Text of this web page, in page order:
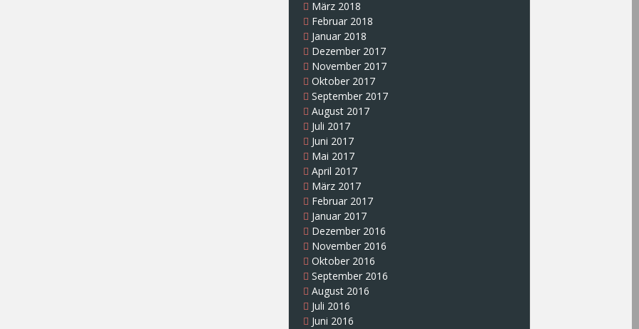
März 2018
Februar 2018
Januar 2018
Dezember 2017
November 2017
Oktober 2017
September 2017
August 2017
Juli 2017
Juni 2017
Mai 2017
April 2017
März 2017
Februar 2017
Januar 2017
Dezember 2016
November 2016
Oktober 2016
September 2016
August 2016
Juli 2016
Juni 2016